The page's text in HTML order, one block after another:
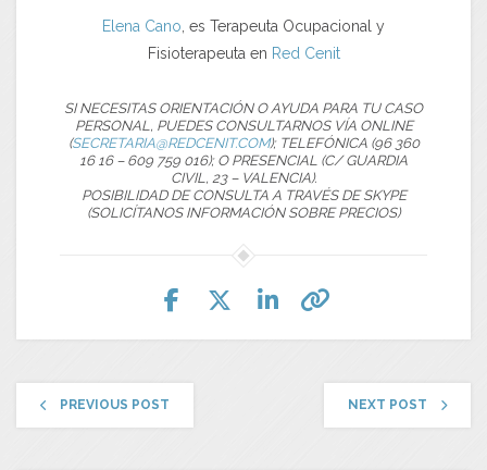
Elena Cano , es Terapeuta Ocupacional y
Fisioterapeuta en Red Cenit
SI NECESITAS ORIENTACIÓN O AYUDA PARA TU CASO
PERSONAL, PUEDES CONSULTARNOS VÍA ONLINE
(SECRETARIA@REDCENIT.COM); TELEFÓNICA (96 360
16 16 – 609 759 016); O PRESENCIAL (C/ GUARDIA
CIVIL, 23 – VALENCIA).
POSIBILIDAD DE CONSULTA A TRAVÉS DE SKYPE
(SOLICÍTANOS INFORMACIÓN SOBRE PRECIOS)
PREVIOUS POST NEXT POST